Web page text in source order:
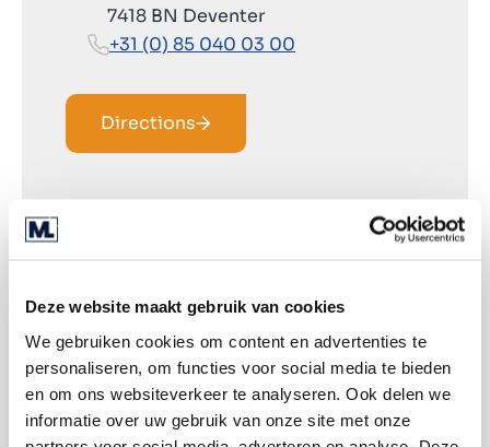
Deze website maakt gebruik van cookies
We gebruiken cookies om content en advertenties te
personaliseren, om functies voor social media te bieden
en om ons websiteverkeer te analyseren. Ook delen we
informatie over uw gebruik van onze site met onze
7418 BN Deventer
+31 (0) 85 040 03 00
Directions